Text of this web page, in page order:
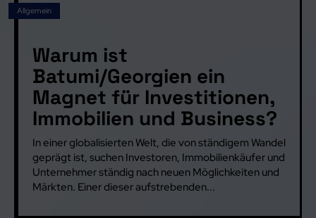
Allgemein
Warum ist
Batumi/Georgien ein
Magnet für Investitionen,
Immobilien und Business?
In einer globalisierten Welt, die von ständigem Wandel
geprägt ist, suchen Investoren, Immobilienkäufer und
Unternehmer ständig nach neuen Möglichkeiten und
Märkten. Einer dieser aufstrebenden...